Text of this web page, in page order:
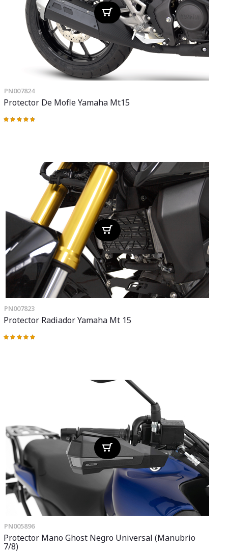
PN007824
Protector De Mofle Yamaha Mt15
Valoración:
PN007823
Protector Radiador Yamaha Mt 15
Valoración:
PN005896
Protector Mano Ghost Negro Universal (manubrio
7/8)